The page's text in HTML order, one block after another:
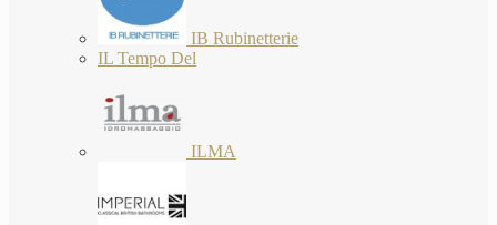
IB Rubinetterie
IL Tempo Del
ILMA